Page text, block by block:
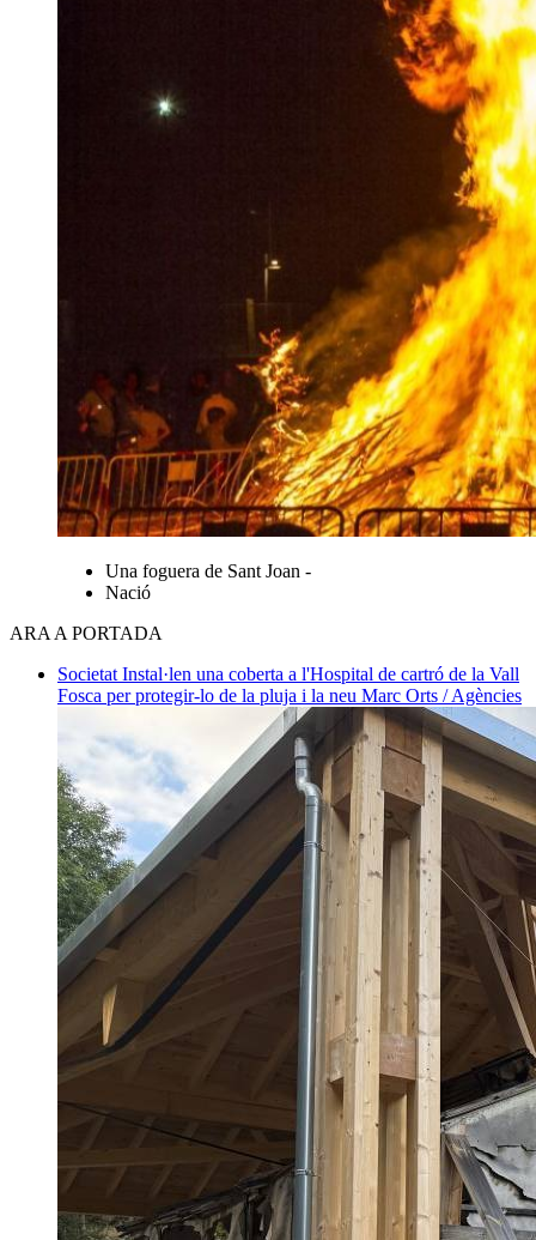
Una foguera de Sant Joan -
Nació
ARA A PORTADA
Societat Instal·len una coberta a l'Hospital de cartró de la Vall
Fosca per protegir-lo de la pluja i la neu Marc Orts / Agències